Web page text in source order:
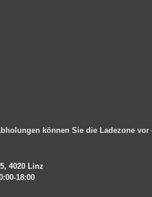
können Sie die Ladezone
4020 Linz
18:00